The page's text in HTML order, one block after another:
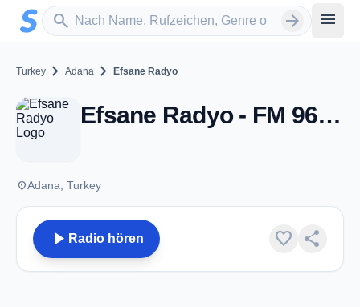
Zum Hauptinhalt springen
search
Sender suchen arrow_forward menu
Turkey chevron_right Adana chevron_right Efsane Radyo
Efsane Radyo - FM 96.2 - Adana
placeAdana, Turkey
play_arrow Radio hören favorite share